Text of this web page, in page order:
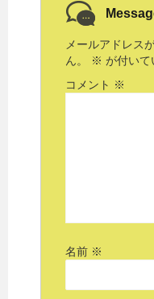
メールアドレス
ん。
※ が付いて
コメント ※
名前 ※